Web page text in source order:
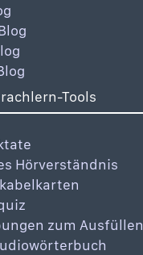
Tools
Hörverständnis
zum Ausfüllen